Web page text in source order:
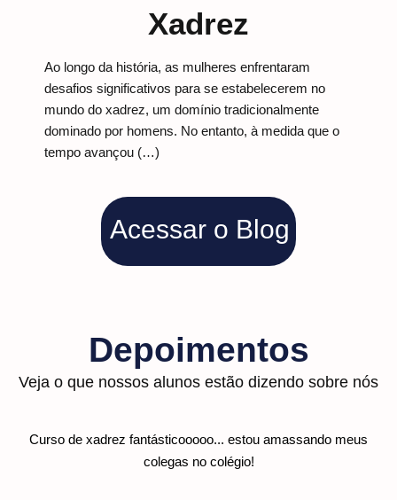
Xadrez
Ao longo da história, as mulheres enfrentaram
desafios significativos para se estabelecerem no
mundo do xadrez, um domínio tradicionalmente
dominado por homens. No entanto, à medida que o
tempo avançou (…)
Acessar o Blog
Depoimentos
Veja o que nossos alunos estão dizendo sobre nós
Curso de xadrez fantásticooooo... estou amassando meus
colegas no colégio!